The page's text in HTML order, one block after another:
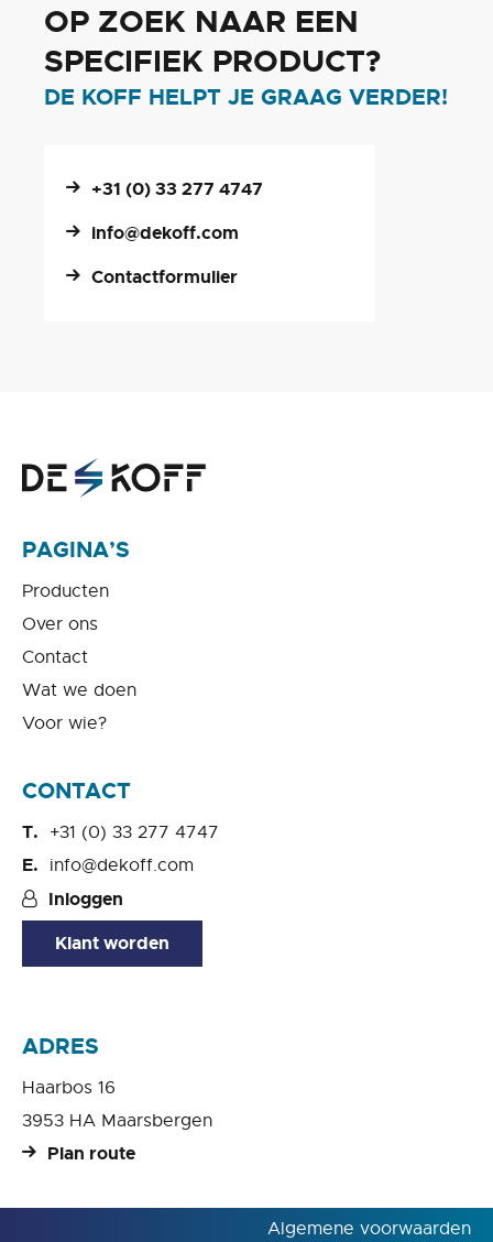
OP ZOEK NAAR EEN
SPECIFIEK PRODUCT?
DE KOFF HELPT JE GRAAG VERDER!
+31 (0) 33 277 4747
info@dekoff.com
Contactformulier
PAGINA’S
Producten
Over ons
Contact
Wat we doen
Voor wie?
CONTACT
+31 (0) 33 277 4747
info@dekoff.com
Inloggen
Klant worden
ADRES
Haarbos 16
3953 HA Maarsbergen
Plan route
Algemene voorwaarden